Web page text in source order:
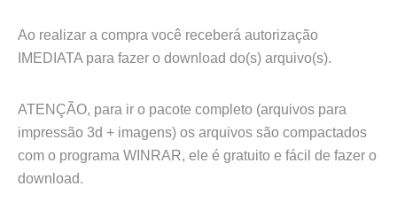
Ao realizar a compra você receberá autorização
IMEDIATA para fazer o download do(s) arquivo(s).
ATENÇÃO, para ir o pacote completo (arquivos para
impressão 3d + imagens) os arquivos são compactados
com o programa WINRAR, ele é gratuito e fácil de fazer o
download.